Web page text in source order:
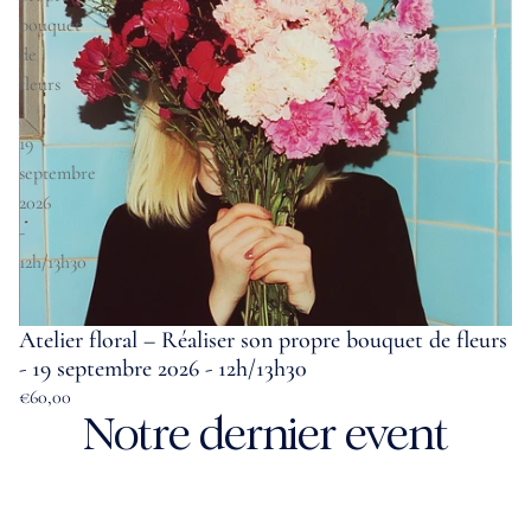
bouquet
de
fleurs
-
19
septembre
2026
-
12h/13h30
Atelier floral – Réaliser son propre bouquet de fleurs
- 19 septembre 2026 - 12h/13h30
€60,00
Notre dernier event